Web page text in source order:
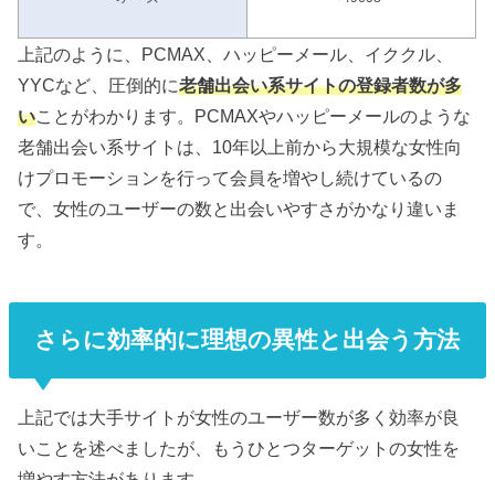
上記のように、PCMAX、ハッピーメール、イククル、
YYCなど、圧倒的に老舗出会い系サイトの登録者数が多
い ことがわかります。PCMAXやハッピーメールのような
老舗出会い系サイトは、10年以上前から大規模な女性向
けプロモーションを行って会員を増やし続けているの
で、女性のユーザーの数と出会いやすさがかなり違いま
す。
さらに効率的に理想の異性と出会う方法
上記では大手サイトが女性のユーザー数が多く効率が良
いことを述べましたが、もうひとつターゲットの女性を